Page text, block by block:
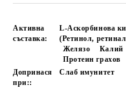
Активна
съставка:
L-Аскорбинова
(Ретинол,
Желязо
Калий
Протеин грахов
Допринася
при::
Слаб имунитет